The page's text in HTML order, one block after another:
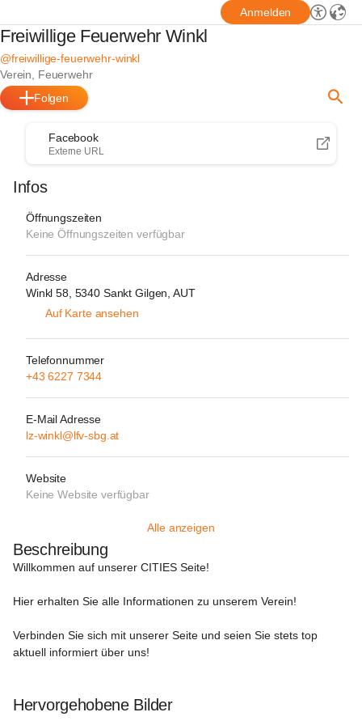
Anmelden
Freiwillige Feuerwehr Winkl
@freiwillige-feuerwehr-winkl
Verein, Feuerwehr
Folgen
Facebook
Externe URL
Infos
Öffnungszeiten
Keine Öffnungszeiten verfügbar
Adresse
Winkl 58, 5340 Sankt Gilgen, AUT
Auf Karte ansehen
Telefonnummer
+43 6227 7344
E-Mail Adresse
lz-winkl@lfv-sbg.at
Website
Keine Website verfügbar
Alle anzeigen
Beschreibung
Willkommen auf unserer CITIES Seite!
Hier erhalten Sie alle Informationen zu unserem Verein!
Verbinden Sie sich mit unserer Seite und seien Sie stets top
aktuell informiert über uns!
Hervorgehobene Bilder